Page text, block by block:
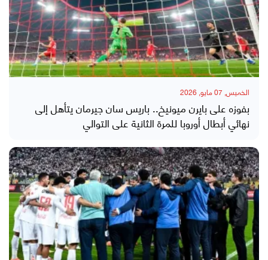
الخميس, 07 مايو, 2026
بفوزه على بايرن ميونيخ.. باريس سان جيرمان يتأهل إلى
نهائي أبطال أوروبا للمرة الثانية على التوالي